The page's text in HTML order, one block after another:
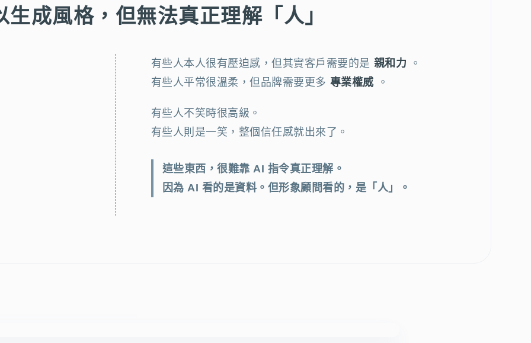
生成風格，但無法真正理解「人」
有些人本人很有壓迫感，但其實客戶需要的是 親和力
。
有些人平常很溫柔，但品牌需要更多 專業權威 。
有些人不笑時很高級。
有些人則是一笑，整個信任感就出來了。
這些東西，很難靠 AI 指令真正理解。
因為 AI 看的是資料。但形象顧問看的，是「人」。